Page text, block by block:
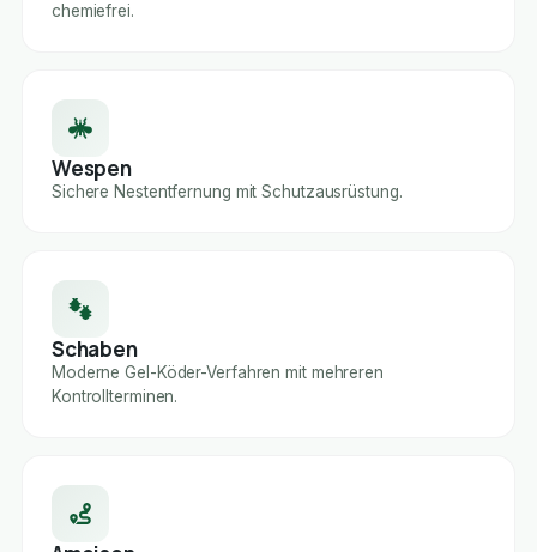
chemiefrei.
Wespen
Sichere Nestentfernung mit Schutzausrüstung.
Schaben
Moderne Gel-Köder-Verfahren mit mehreren
Kontrollterminen.